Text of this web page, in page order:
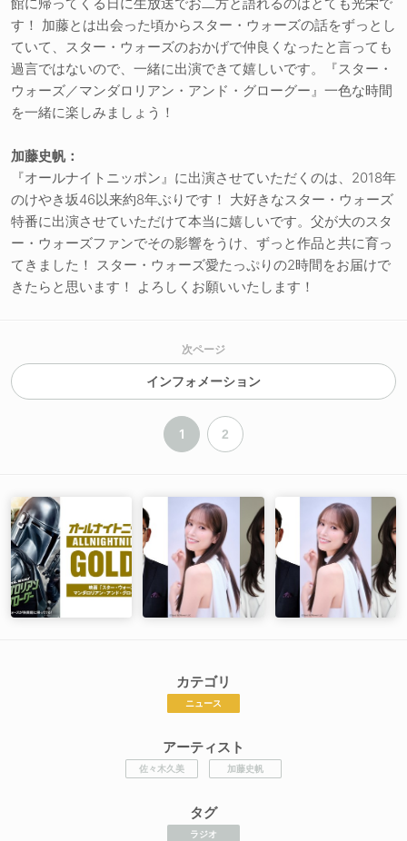
す！ 加藤とは出会った頃からスター・ウォーズの話をずっとし
ていて、スター・ウォーズのおかげで仲良くなったと言っても
過言ではないので、一緒に出演できて嬉しいです。『スター・
ウォーズ／マンダロリアン・アンド・グローグー』一色な時間
を一緒に楽しみましょう！
加藤史帆：
『オールナイトニッポン』に出演させていただくのは、2018年
のけやき坂46以来約8年ぶりです！ 大好きなスター・ウォーズ
特番に出演させていただけて本当に嬉しいです。父が大のスタ
ー・ウォーズファンでその影響をうけ、ずっと作品と共に育っ
てきました！ スター・ウォーズ愛たっぷりの2時間をお届けで
きたらと思います！ よろしくお願いいたします！
次ページ
インフォメーション
1 2
カテゴリ
ニュース
アーティスト
佐々木久美 加藤史帆
タグ
ラジオ